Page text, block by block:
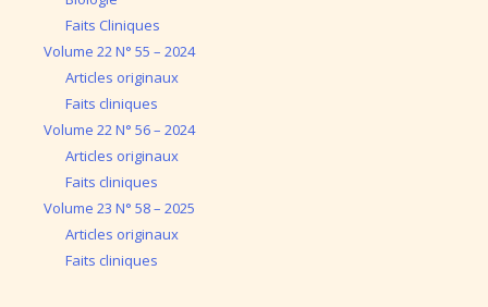
Faits Cliniques
Volume 22 N° 55 – 2024
Articles originaux
Faits cliniques
Volume 22 N° 56 – 2024
Articles originaux
Faits cliniques
Volume 23 N° 58 – 2025
Articles originaux
Faits cliniques